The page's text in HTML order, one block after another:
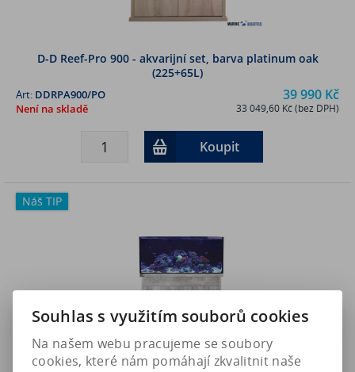
D-D Reef-Pro 900 - akvarijní set, barva platinum oak
(225+65L)
39 990 Kč
33 049,60 Kč (bez DPH)
Art: DDRPA900/PO
Není na skladě
Koupit
Náš TIP
Souhlas s využitím souborů cookies
Na našem webu pracujeme se soubory
cookies, které nám pomáhají zkvalitnit naše